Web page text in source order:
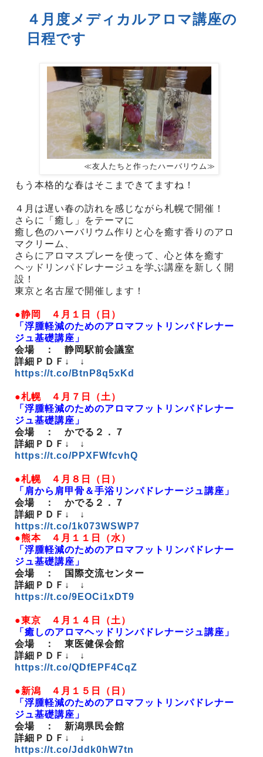
４月度メディカルアロマ講座の
日程です
≪友人たちと作ったハーバリウム≫
もう本格的な春はそこまできてますね！
４月は遅い春の訪れを感じながら札幌で開催！
さらに「癒し」をテーマに
癒し色のハーバリウム作りと心を癒す香りのアロ
マクリーム、
さらにアロマスプレーを使って、心と体を癒す
ヘッドリンパドレナージュを学ぶ講座を新しく開
設！
東京と名古屋で開催します！
●静岡 ４月１日（日）
「浮腫軽減のためのアロマフットリンパドレナー
ジュ基礎講座」
会場 ： 静岡駅前会議室
詳細ＰＤＦ↓ ↓
https://t.co/BtnP8q5xKd
●札幌 ４月７日（土）
「浮腫軽減のためのアロマフットリンパドレナー
ジュ基礎講座」
会場 ： かでる２．７
詳細ＰＤＦ↓ ↓
https://t.co/PPXFWfcvhQ
●札幌 ４月８日（日）
「肩から肩甲骨＆手浴リンパドレナージュ講座」
会場 ： かでる２．７
詳細ＰＤＦ↓ ↓
https://t.co/1k073WSWP7
●熊本 ４月１１日（水）
「浮腫軽減のためのアロマフットリンパドレナー
ジュ基礎講座」
会場 ： 国際交流センター
詳細ＰＤＦ↓ ↓
https://t.co/9EOCi1xDT9
●東京 ４月１４日（土）
「癒しのアロマヘッドリンパドレナージュ講座」
会場 ： 東医健保会館
詳細ＰＤＦ↓ ↓
https://t.co/QDfEPF4CqZ
●新潟 ４月１５日（日）
「浮腫軽減のためのアロマフットリンパドレナー
ジュ基礎講座」
会場 ： 新潟県民会館
詳細ＰＤＦ↓ ↓
https://t.co/Jddk0hW7tn